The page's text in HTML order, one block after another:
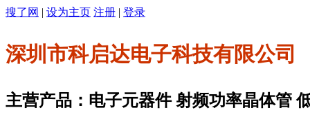
搜了网 | 设为主页 注册 | 登录
深圳市科启达电子科技有限公司
主营产品：电子元器件 射频功率晶体管